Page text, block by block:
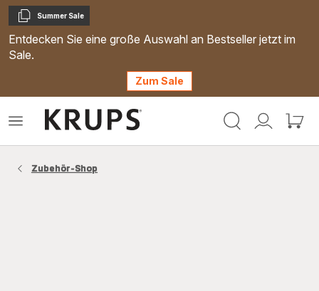
Kopieren
Summer Sale
Entdecken Sie eine große Auswahl an Bestseller jetzt im
Sale.
Zum Sale
Mein
Mein
Das
Zubehör-Shop